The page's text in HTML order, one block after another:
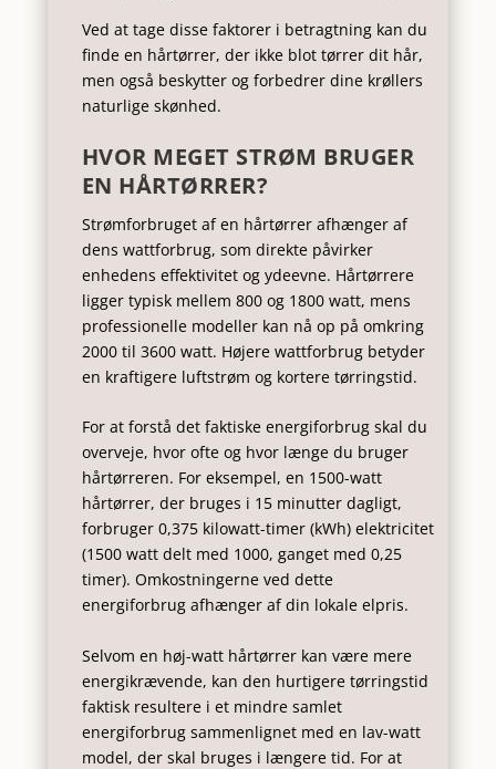
Ved at tage disse faktorer i betragtning kan du
finde en hårtørrer, der ikke blot tørrer dit hår,
men også beskytter og forbedrer dine krøllers
naturlige skønhed.
HVOR MEGET STRØM BRUGER
EN HÅRTØRRER?
Strømforbruget af en hårtørrer afhænger af
dens wattforbrug, som direkte påvirker
enhedens effektivitet og ydeevne. Hårtørrere
ligger typisk mellem 800 og 1800 watt, mens
professionelle modeller kan nå op på omkring
2000 til 3600 watt. Højere wattforbrug betyder
en kraftigere luftstrøm og kortere tørringstid.
For at forstå det faktiske energiforbrug skal du
overveje, hvor ofte og hvor længe du bruger
hårtørreren. For eksempel, en 1500-watt
hårtørrer, der bruges i 15 minutter dagligt,
forbruger 0,375 kilowatt-timer (kWh) elektricitet
(1500 watt delt med 1000, ganget med 0,25
timer). Omkostningerne ved dette
energiforbrug afhænger af din lokale elpris.
Selvom en høj-watt hårtørrer kan være mere
energikrævende, kan den hurtigere tørringstid
faktisk resultere i et mindre samlet
energiforbrug sammenlignet med en lav-watt
model, der skal bruges i længere tid. For at